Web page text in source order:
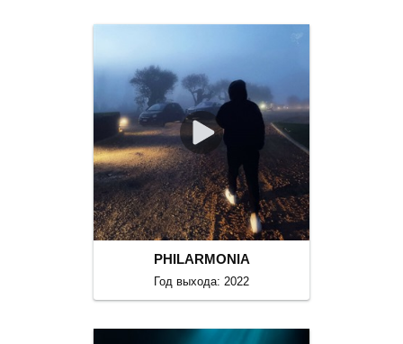
PHILARMONIA
Год выхода: 2022